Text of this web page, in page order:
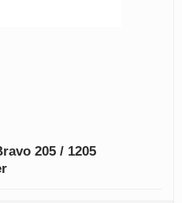
205 / 1205